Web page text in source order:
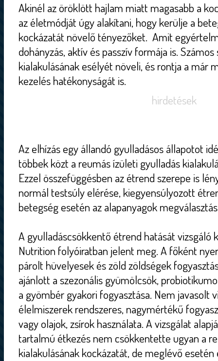
Akinél az öröklött hajlam miatt magasabb a
az életmódját úgy alakítani, hogy kerülje a
kockázatát növelő tényezőket. Amit
dohányzás, aktív és passzív formája is.
kialakulásának esélyét növeli, és rontja a már
kezelés hatékonyságát is.
hirdetések
Az elhízás egy állandó gyulladásos állapotot
többek közt a reumás ízületi gyulladás
Ezzel összefüggésben az étrend szerepe is
normál testsúly elérése, kiegyensúlyozott
betegség esetén az alapanyagok
A gyulladáscsökkentő étrend hatását vizsgáló
Nutrition folyóiratban jelent meg. A főként
párolt hüvelyesek és zöld zöldségek
ajánlott a szezonális gyümölcsök,
a gyömbér gyakori fogyasztása. Nem javasolt
élelmiszerek rendszeres, nagymértékű
vagy olajok, zsírok használata. A vizsgálat
tartalmú étkezés nem csökkentette ugyan a
kialakulásának kockázatát, de meglévő